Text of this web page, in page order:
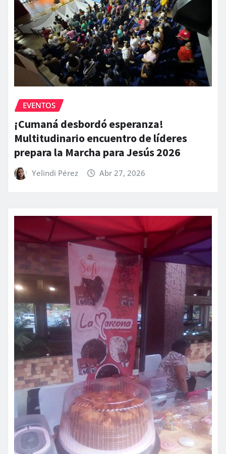
EVENTOS
¡Cumaná desbordó esperanza!
Multitudinario encuentro de líderes
prepara la Marcha para Jesús 2026
Yelindi Pérez Abr 27, 2026